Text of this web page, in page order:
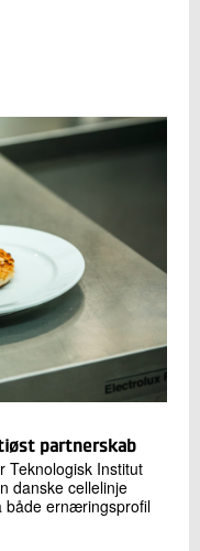
partnerskab
Teknologisk Institut
danske cellelinje
både ernæringsprofil